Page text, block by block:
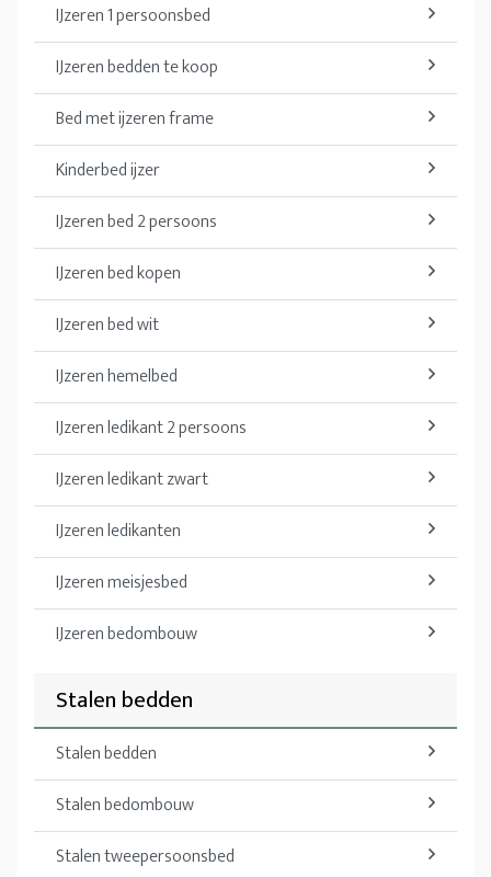
IJzeren 1 persoonsbed
IJzeren bedden te koop
Bed met ijzeren frame
Kinderbed ijzer
IJzeren bed 2 persoons
IJzeren bed kopen
IJzeren bed wit
IJzeren hemelbed
IJzeren ledikant 2 persoons
IJzeren ledikant zwart
IJzeren ledikanten
IJzeren meisjesbed
IJzeren bedombouw
Stalen bedden
Stalen bedden
Stalen bedombouw
Stalen tweepersoonsbed